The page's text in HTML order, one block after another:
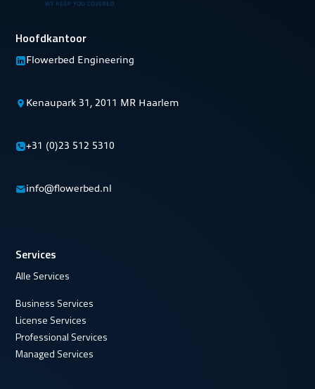
Hoofdkantoor
Flowerbed Engineering
Kenaupark 31, 2011 MR Haarlem
+31 (0)23 512 5310
info@flowerbed.nl
Services
Alle Services
Business Services
License Services
Professional Services
Managed Services